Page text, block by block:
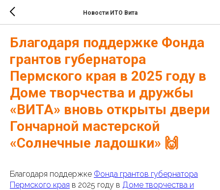
Новости ИТО Вита
Благодаря поддержке Фонда
грантов губернатора
Пермского края в 2025 году в
Доме творчества и дружбы
«ВИТА» вновь открыты двери
Гончарной мастерской
«Солнечные ладошки» 🙌
Благодаря поддержке Фонда грантов губернатора
Пермского края в 2025 году в Доме творчества и